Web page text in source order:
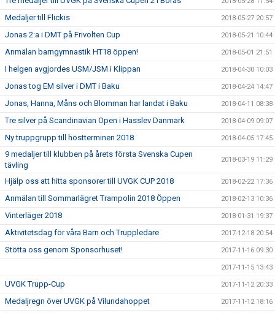
Medaljer till Flickis 2018-05-27 20:57
Jonas 2:a i DMT på Frivolten Cup 2018-05-21 10:44
Anmälan barngymnastik HT18 öppen! 2018-05-01 21:51
I helgen avgjordes USM/JSM i Klippan 2018-04-30 10:03
Jonas tog EM silver i DMT i Baku 2018-04-24 14:47
Jonas, Hanna, Måns och Blomman har landat i Baku 2018-04-11 08:38
Tre silver på Scandinavian Open i Hasslev Danmark 2018-04-09 09:07
Ny truppgrupp till höstterminen 2018 2018-04-05 17:45
9 medaljer till klubben på årets första Svenska Cupen
tävling
2018-03-19 11:29
Hjälp oss att hitta sponsorer till UVGK CUP 2018 2018-02-22 17:36
Anmälan till Sommarlägret Trampolin 2018 Öppen 2018-02-13 10:36
Vinterläger 2018 2018-01-31 19:37
Aktivitetsdag för våra Barn och Truppledare 2017-12-18 20:54
Stötta oss genom Sponsorhuset! 2017-11-16 09:30
2017-11-15 13:43
UVGK Trupp-Cup 2017-11-12 20:33
Medaljregn över UVGK på Vilundahoppet 2017-11-12 18:16